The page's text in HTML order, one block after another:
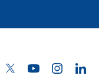
Facebook
Twitter YouTube